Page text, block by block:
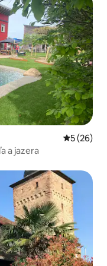
5 (26)
a jazera